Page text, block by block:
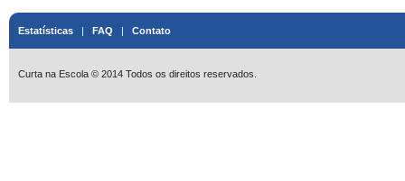
Estatísticas | FAQ | Contato
Curta na Escola © 2014 Todos os direitos reservados.